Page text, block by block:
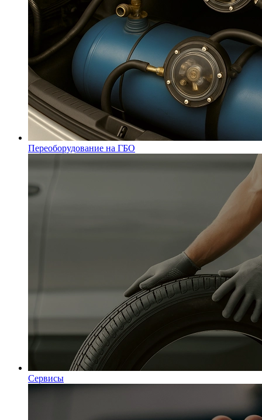
Переоборудование на ГБО
Сервисы